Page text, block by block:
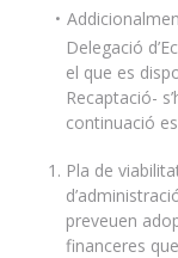
Delegació
el que es
Recaptació-
continuació
Pla de
preveuen
financeres